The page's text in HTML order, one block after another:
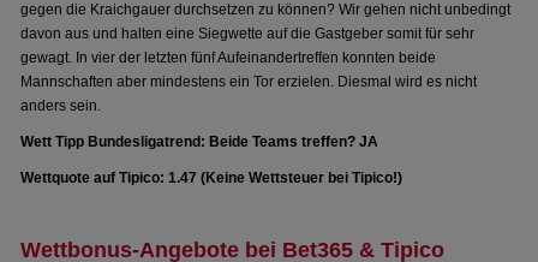
gegen die Kraichgauer durchsetzen zu können? Wir gehen nicht unbedingt
davon aus und halten eine Siegwette auf die Gastgeber somit für sehr
gewagt. In vier der letzten fünf Aufeinandertreffen konnten beide
Mannschaften aber mindestens ein Tor erzielen. Diesmal wird es nicht
anders sein.
Wett Tipp Bundesligatrend: Beide Teams treffen? JA
Wettquote auf Tipico: 1.47 (Keine Wettsteuer bei Tipico!)
Wettbonus-Angebote bei Bet365 & Tipico